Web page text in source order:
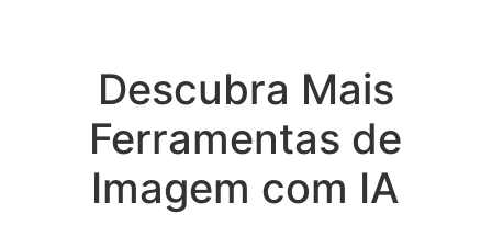
Descubra Mais
Ferramentas de
Imagem com IA